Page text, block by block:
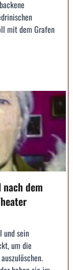
mit dem Grafen
dem
und sein
um die